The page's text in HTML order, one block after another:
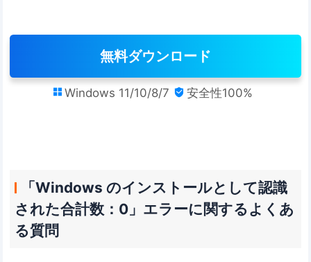
無料ダウンロード
 Windows 11/10/8/7  安全性100%
「Windows のインストールとして認識
された合計数：0」エラーに関するよくあ
る質問